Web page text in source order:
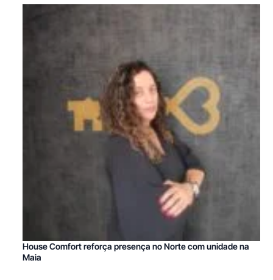
House Comfort reforça presença no Norte com unidade na
Maia